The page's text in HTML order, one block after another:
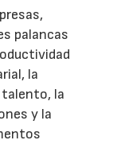
palancas
la
talento, la
y la